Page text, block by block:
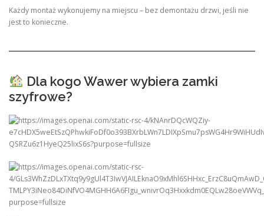
Każdy montaż wykonujemy na miejscu – bez demontażu drzwi, jeśli nie
jest to konieczne.
Dla kogo Wawer wybiera zamki
szyfrowe?